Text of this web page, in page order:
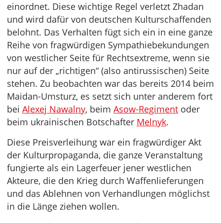
einordnet. Diese wichtige Regel verletzt Zhadan
und wird dafür von deutschen Kulturschaffenden
belohnt. Das Verhalten fügt sich ein in eine ganze
Reihe von fragwürdigen Sympathiebekundungen
von westlicher Seite für Rechtsextreme, wenn sie
nur auf der „richtigen“ (also antirussischen) Seite
stehen. Zu beobachten war das bereits 2014 beim
Maidan-Umsturz, es setzt sich unter anderem fort
bei Alexej Nawalny, beim Asow-Regiment oder
beim ukrainischen Botschafter Melnyk.
Diese Preisverleihung war ein fragwürdiger Akt
der Kulturpropaganda, die ganze Veranstaltung
fungierte als ein Lagerfeuer jener westlichen
Akteure, die den Krieg durch Waffenlieferungen
und das Ablehnen von Verhandlungen möglichst
in die Länge ziehen wollen.